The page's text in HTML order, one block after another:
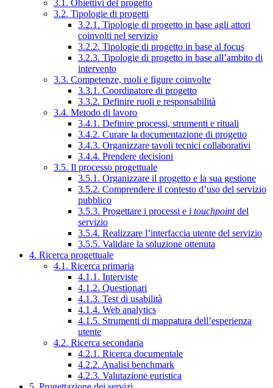
3.1. Obiettivi del progetto
3.2. Tipologie di progetti
3.2.1. Tipologie di progetto in base agli attori
coinvolti nel servizio
3.2.2. Tipologie di progetto in base al focus
3.2.3. Tipologie di progetto in base all’ambito di
intervento
3.3. Competenze, ruoli e figure coinvolte
3.3.1. Coordinatore di progetto
3.3.2. Definire ruoli e responsabilità
3.4. Metodo di lavoro
3.4.1. Definire processi, strumenti e rituali
3.4.2. Curare la documentazione di progetto
3.4.3. Organizzare tavoli tecnici collaborativi
3.4.4. Prendere decisioni
3.5. Il processo progettuale
3.5.1. Organizzare il progetto e la sua gestione
3.5.2. Comprendere il contesto d’uso del servizio
pubblico
3.5.3. Progettare i processi e i touchpointdel
servizio
3.5.4. Realizzare l’interfaccia utente del servizio
3.5.5. Validare la soluzione ottenuta
4. Ricerca progettuale
4.1. Ricerca primaria
4.1.1. Interviste
4.1.2. Questionari
4.1.3. Test di usabilità
4.1.4. Web analytics
4.1.5. Strumenti di mappatura dell’esperienza
utente
4.2. Ricerca secondaria
4.2.1. Ricerca documentale
4.2.2. Analisi benchmark
4.2.3. Valutazione euristica